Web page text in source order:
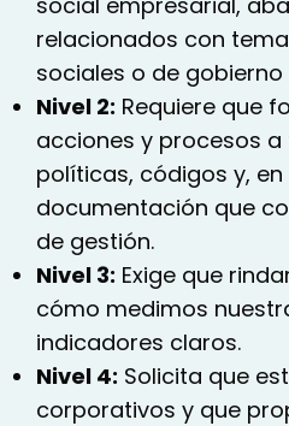
relacionados con
sociales o de
Nivel 2: Requiere que
acciones y procesos
políticas, códigos y, en
documentación que
de gestión.
Nivel 3: Exige que
cómo medimos
indicadores claros.
Nivel 4: Solicita que
corporativos y que